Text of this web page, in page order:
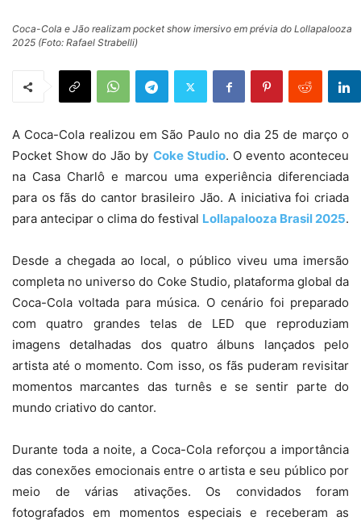
Coca-Cola e Jão realizam pocket show imersivo em prévia do Lollapalooza
2025 (Foto: Rafael Strabelli)
A Coca-Cola realizou em São Paulo no dia 25 de março o
Pocket Show do Jão by Coke Studio. O evento aconteceu
na Casa Charlô e marcou uma experiência diferenciada
para os fãs do cantor brasileiro Jão. A iniciativa foi criada
para antecipar o clima do festival Lollapalooza Brasil 2025.
Desde a chegada ao local, o público viveu uma imersão
completa no universo do Coke Studio, plataforma global da
Coca-Cola voltada para música. O cenário foi preparado
com quatro grandes telas de LED que reproduziam
imagens detalhadas dos quatro álbuns lançados pelo
artista até o momento. Com isso, os fãs puderam revisitar
momentos marcantes das turnês e se sentir parte do
mundo criativo do cantor.
Durante toda a noite, a Coca-Cola reforçou a importância
das conexões emocionais entre o artista e seu público por
meio de várias ativações. Os convidados foram
fotografados em momentos especiais e receberam as